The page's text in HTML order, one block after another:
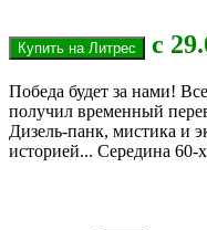
с 29
Победа будет за нами!
получил временный
Дизель-панк, мистика и
историей... Середина 60-